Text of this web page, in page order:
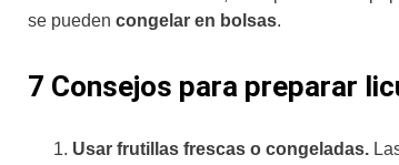
se pueden congelar en bolsas.
7 Consejos para preparar
Usar frutillas frescas o congeladas.